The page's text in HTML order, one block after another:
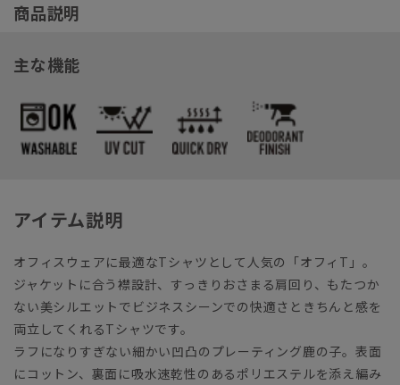
商品説明
主な機能
アイテム説明
オフィスウェアに最適なTシャツとして人気の「オフィT」。
ジャケットに合う襟設計、すっきりおさまる肩回り、もたつか
ない美シルエットでビジネスシーンでの快適さときちんと感を
両立してくれるTシャツです。
ラフになりすぎない細かい凹凸のプレーティング鹿の子。表面
にコットン、裏面に吸水速乾性のあるポリエステルを添え編み